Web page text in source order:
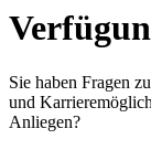
Sie haben Fragen
und
Anliegen?